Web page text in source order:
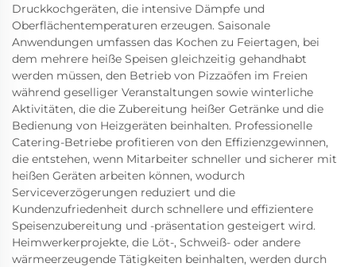
Druckkochgeräten, die intensive Dämpfe und
Oberflächentemperaturen erzeugen. Saisonale
Anwendungen umfassen das Kochen zu Feiertagen, bei
dem mehrere heiße Speisen gleichzeitig gehandhabt
werden müssen, den Betrieb von Pizzaöfen im Freien
während geselliger Veranstaltungen sowie winterliche
Aktivitäten, die die Zubereitung heißer Getränke und die
Bedienung von Heizgeräten beinhalten. Professionelle
Catering-Betriebe profitieren von den Effizienzgewinnen,
die entstehen, wenn Mitarbeiter schneller und sicherer mit
heißen Geräten arbeiten können, wodurch
Serviceverzögerungen reduziert und die
Kundenzufriedenheit durch schnellere und effizientere
Speisenzubereitung und -präsentation gesteigert wird.
Heimwerkerprojekte, die Löt-, Schweiß- oder andere
wärmeerzeugende Tätigkeiten beinhalten, werden durch